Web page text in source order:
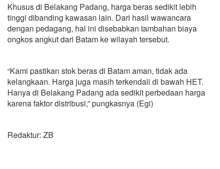
Khusus di Belakang Padang, harga beras sedikit lebih
tinggi dibanding kawasan lain. Dari hasil wawancara
dengan pedagang, hal ini disebabkan tambahan biaya
ongkos angkut dari Batam ke wilayah tersebut.
“Kami pastikan stok beras di Batam aman, tidak ada
kelangkaan. Harga juga masih terkendali di bawah HET.
Hanya di Belakang Padang ada sedikit perbedaan harga
karena faktor distribusi,” pungkasnya (Egi)
Redaktur: ZB